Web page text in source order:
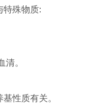
特殊物质:
。
性质有关。